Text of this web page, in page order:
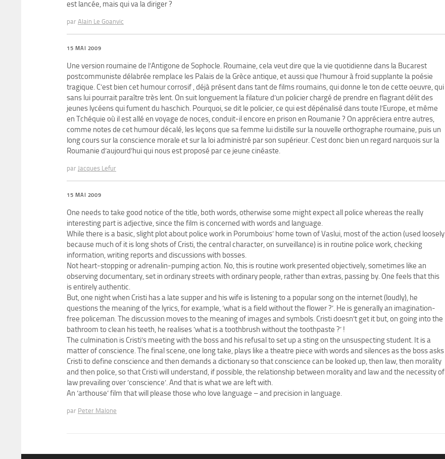
est lancée, mais qui va la diriger ?
par Alain Le Goanvic
15 MAI 2009
Une version roumaine de l’Antigone de Sophocle. Roumaine, cela veut dire que la vie quotidienne dans la Bucarest
postcommuniste délabrée remplace les Palais de la Grèce antique, et aussi que l’humour à froid supplante la poésie
tragique. C’est bien cet humour corrosif , déjà présent dans tant de films roumains, qui donne le ton de cette oeuvre, qui
sans lui pourrait paraître très lent. On suit longuement la filature d’un policier chargé de prendre en flagrant délit des
jeunes lycéens qui fument du haschich. Pourquoi, se dit le policier, ce qui est dépénalisé dans toute l’Europe, et même
en Tchéquie où il est allé en voyage de noces, conduit-il encore en prison en Roumanie ? On appréciera entre autres,
comme notes de cet humour décalé, les leçons que sa femme lui distille sur la nouvelle orthographe roumaine, puis un
long cours sur la conscience morale et sur la loi administré par son supérieur. C’est donc bien un regard narquois sur la
Roumanie d’aujourd’hui qui nous est proposé par ce jeune cinéaste.
par Jacques Lefur
15 MAI 2009
One needs to take good notice of the title, both words, otherwise some might expect all police whereas the really
interesting part is adjective, since the film is concerned with words and language.
While there is a basic, slight plot about police work in Porumboius’ home town of Vaslui, most of the action (used loosely
because much of it is long shots of Cristi, the central character, on surveillance) is in routine police work, checking
information, writing reports and discussions with bosses.
Not heart-stopping or adrenalin-pumping action. No, this is routine work presented objectively, sometimes like an
observing documentary, set in ordinary streets with ordinary people, rather than extras, passing by. One feels that this
is entirely authentic.
But, one night when Cristi has a late supper and his wife is listening to a popular song on the internet (loudly), he
questions the meaning of the lyrics, for example, ’what is a field without the flower ?’. He is generally an imagination-
free policeman. The discussion moves to the meaning of images and symbols. Cristi doesn’t get it but, on going into the
bathroom to clean his teeth, he realises ’what is a toothbrush without the toothpaste ?’ !
The culmination is Cristi’s meeting with the boss and his refusal to set up a sting on the unsuspecting student. It is a
matter of conscience. The final scene, one long take, plays like a theatre piece with words and silences as the boss asks
Cristi to define conscience and then demands a dictionary so that conscience can be looked up, then law, then morality
and then police, so that Cristi will understand, if possible, the relationship between morality and law and the necessity of
law prevailing over ’conscience’. And that is what we are left with.
An ’arthouse’ film that will please those who love language – and precision in language.
par Peter Malone